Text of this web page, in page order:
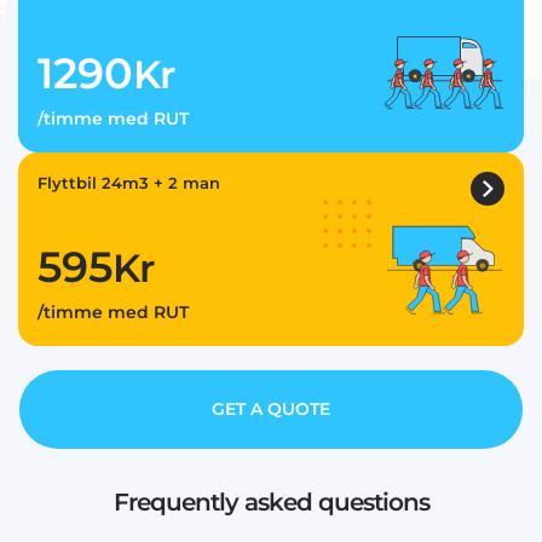
1290Kr
/timme med RUT
Flyttbil 24m3 + 2 man
595Kr
/timme med RUT
GET A QUOTE
Frequently asked questions